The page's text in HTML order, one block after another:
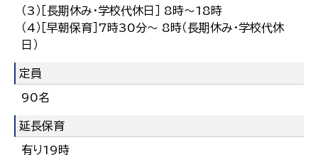
（3）［長期休み・学校代休日］ 8時～18時
（4）［早朝保育］7時30分～ 8時（長期休み・学校代休
日）
定員
90名
延長保育
有り19時